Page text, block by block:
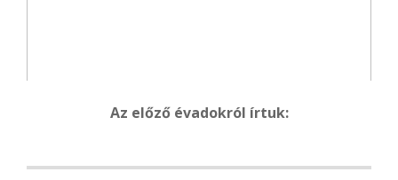
Az előző évadokról írtuk: